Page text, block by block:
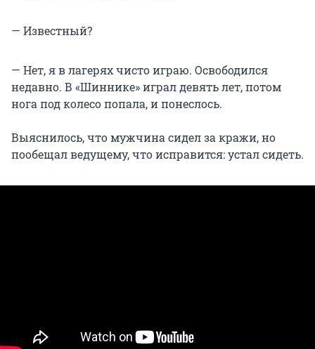
— Известный?
— Нет, я в лагерях чисто играю. Освободился
недавно. В «Шиннике» играл девять лет, потом
нога под колесо попала, и понеслось.
Выяснилось, что мужчина сидел за кражи, но
пообещал ведущему, что исправится: устал сидеть.